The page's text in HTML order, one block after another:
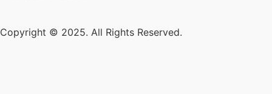
Copyright © 2025. All Rights Reserved.